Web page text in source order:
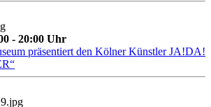
- 20:00 Uhr
präsentiert den Kölner Künstler JA!DA!